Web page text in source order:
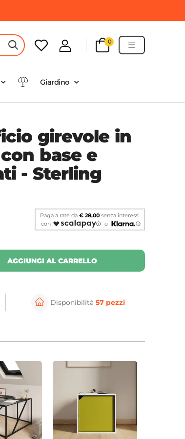
HEADER SEARCH BUTTON
0
Giardino
girevole in
base e
- Sterling
Paga a rate da€ 28,00 senza interessi
con
o
AGGIUNGI AL CARRELLO
Disponibilità 57 pezzi